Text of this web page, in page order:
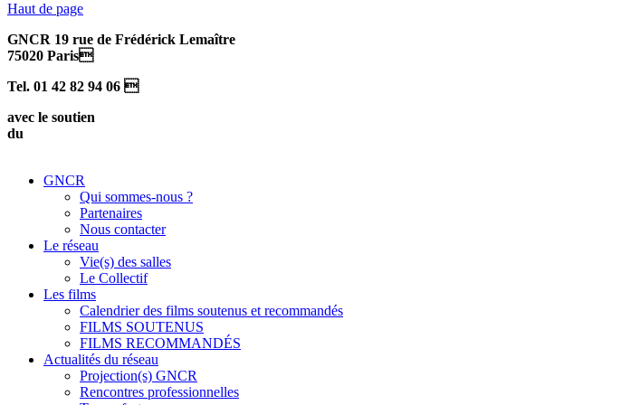
Haut de page
GNCR 19 rue de Frédérick Lemaître
75020 Paris
Tel. 01 42 82 94 06 
avec le soutien
du
GNCR
Qui sommes-nous ?
Partenaires
Nous contacter
Le réseau
Vie(s) des salles
Le Collectif
Les films
Calendrier des films soutenus et recommandés
FILMS SOUTENUS
FILMS RECOMMANDÉS
Actualités du réseau
Projection(s) GNCR
Rencontres professionnelles